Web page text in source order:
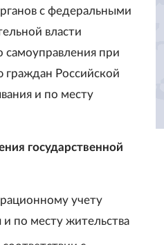
с федеральными
власти
самоуправления при
Российской
и по месту
государственной
учету
по месту жительства